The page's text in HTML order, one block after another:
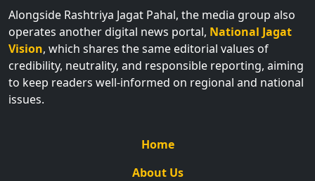
Alongside Rashtriya Jagat Pahal, the media group also
operates another digital news portal, National Jagat
Vision, which shares the same editorial values of
credibility, neutrality, and responsible reporting, aiming
to keep readers well-informed on regional and national
issues.
Home
About Us